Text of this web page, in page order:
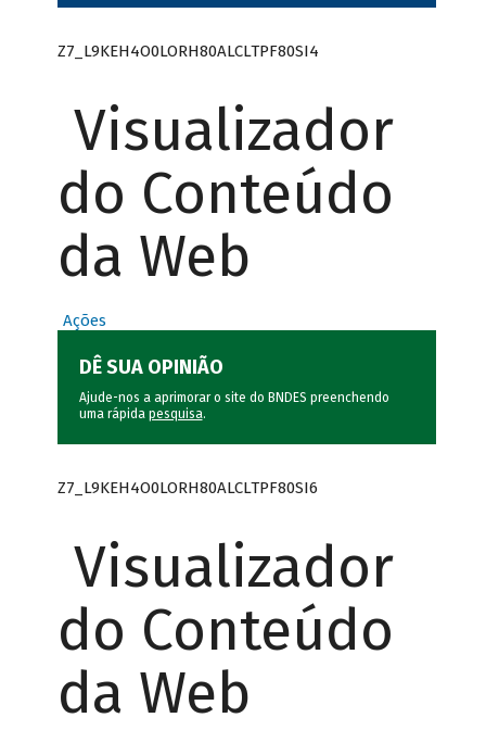
Z7_L9KEH4O0LORH80ALCLTPF80SI4
Visualizador
do Conteúdo
da Web
Ações
DÊ SUA OPINIÃO
Ajude-nos a aprimorar o site do BNDES preenchendo
uma rápida pesquisa.
Z7_L9KEH4O0LORH80ALCLTPF80SI6
Visualizador
do Conteúdo
da Web